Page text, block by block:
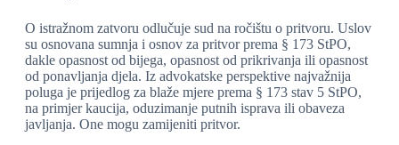
O istražnom zatvoru odlučuje sud na ročištu o pritvoru. Uslov
su osnovana sumnja i osnov za pritvor prema § 173 StPO,
dakle opasnost od bijega, opasnost od prikrivanja ili opasnost
od ponavljanja djela. Iz advokatske perspektive najvažnija
poluga je prijedlog za blaže mjere prema § 173 stav 5 StPO,
na primjer kaucija, oduzimanje putnih isprava ili obaveza
javljanja. One mogu zamijeniti pritvor.